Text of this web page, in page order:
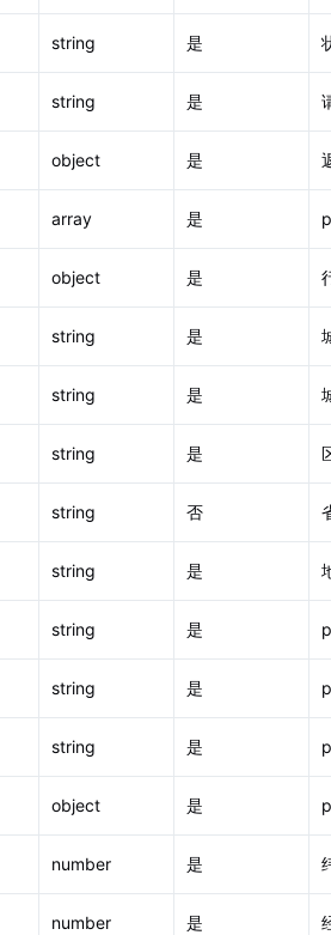
string 是
string 是
object 是
array 是
object 是
string 是
string 是
string 是
string 否
string 是
string 是
string 是
string 是
object 是
number 是
number 是